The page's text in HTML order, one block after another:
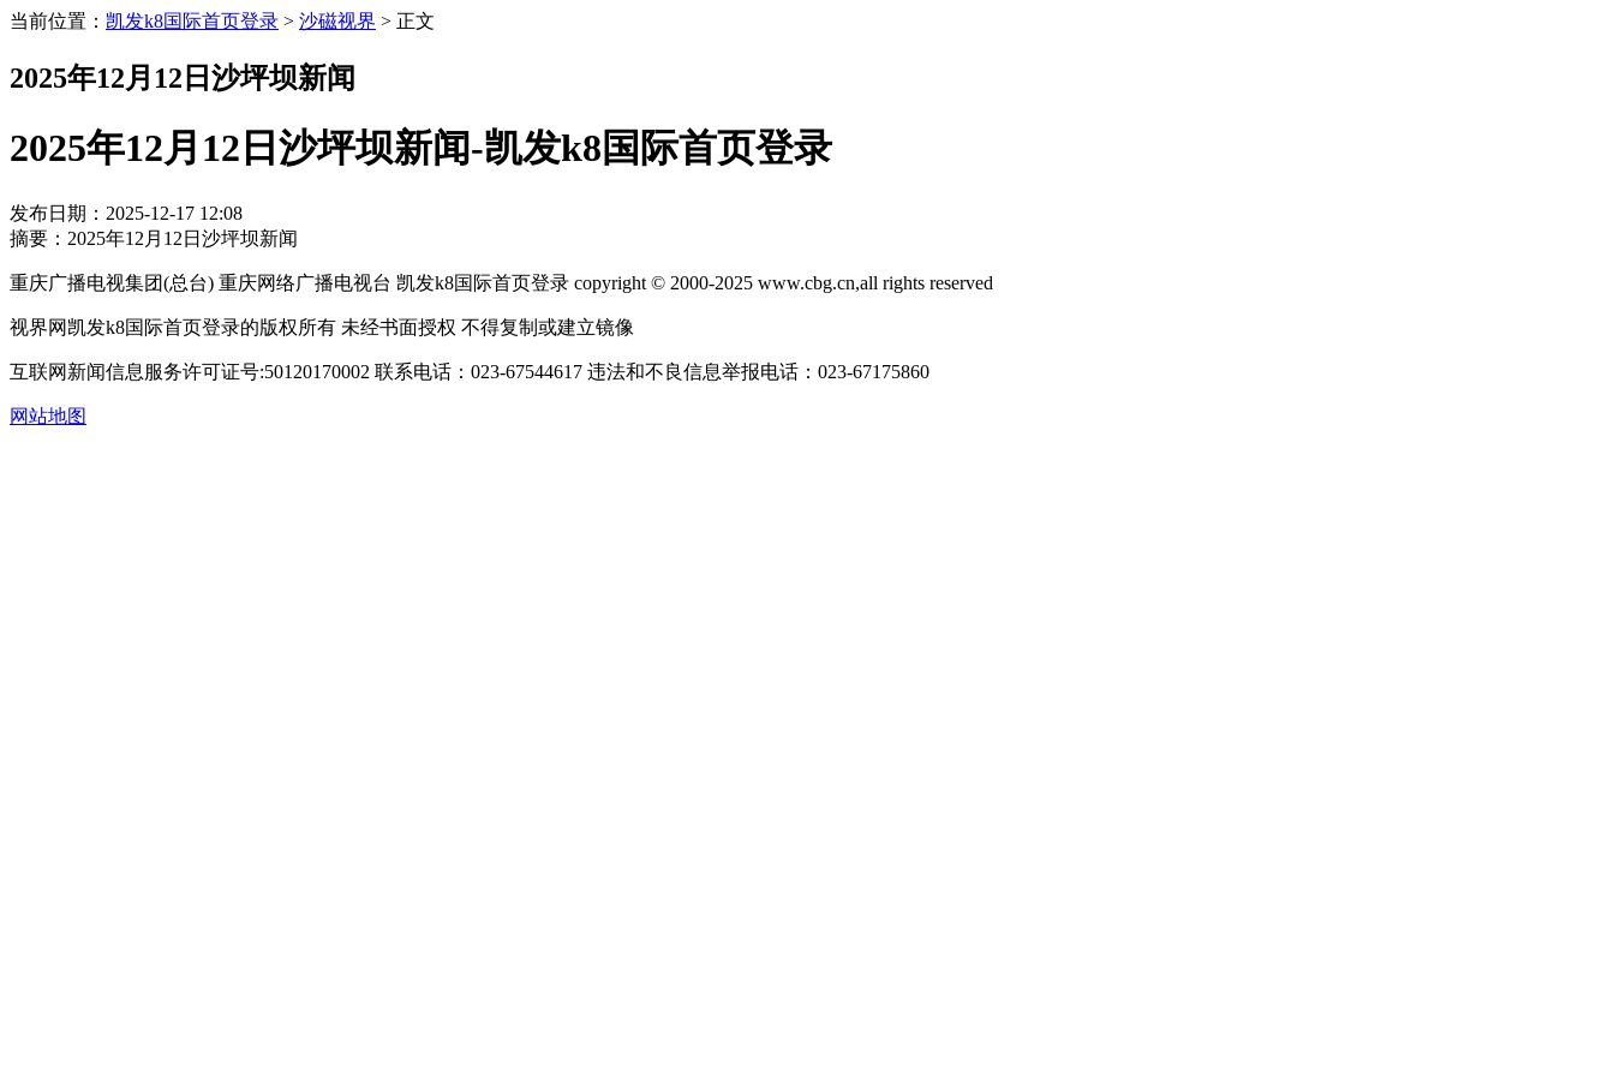
当前位置： 凯发k8国际首页登录 > 沙磁视界 > 正文
2025年12月12日沙坪坝新闻
2025年12月12日沙坪坝新闻-凯发k8国际首页登录
发布日期：2025-12-17 12:08
摘要：2025年12月12日沙坪坝新闻
重庆广播电视集团(总台) 重庆网络广播电视台 凯发k8国际首页登录 copyright © 2000-2025 www.cbg.cn,all rights reserved
视界网凯发k8国际首页登录的版权所有 未经书面授权 不得复制或建立镜像
互联网新闻信息服务许可证号:50120170002 联系电话：023-67544617 违法和不良信息举报电话：023-67175860
网站地图